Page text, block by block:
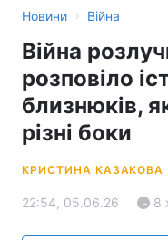
Новини › Війна
Війна
розповіло
близнюків,
різні боки
КРИСТИНА КАЗАКОВА
22:54, 05.06.26 8